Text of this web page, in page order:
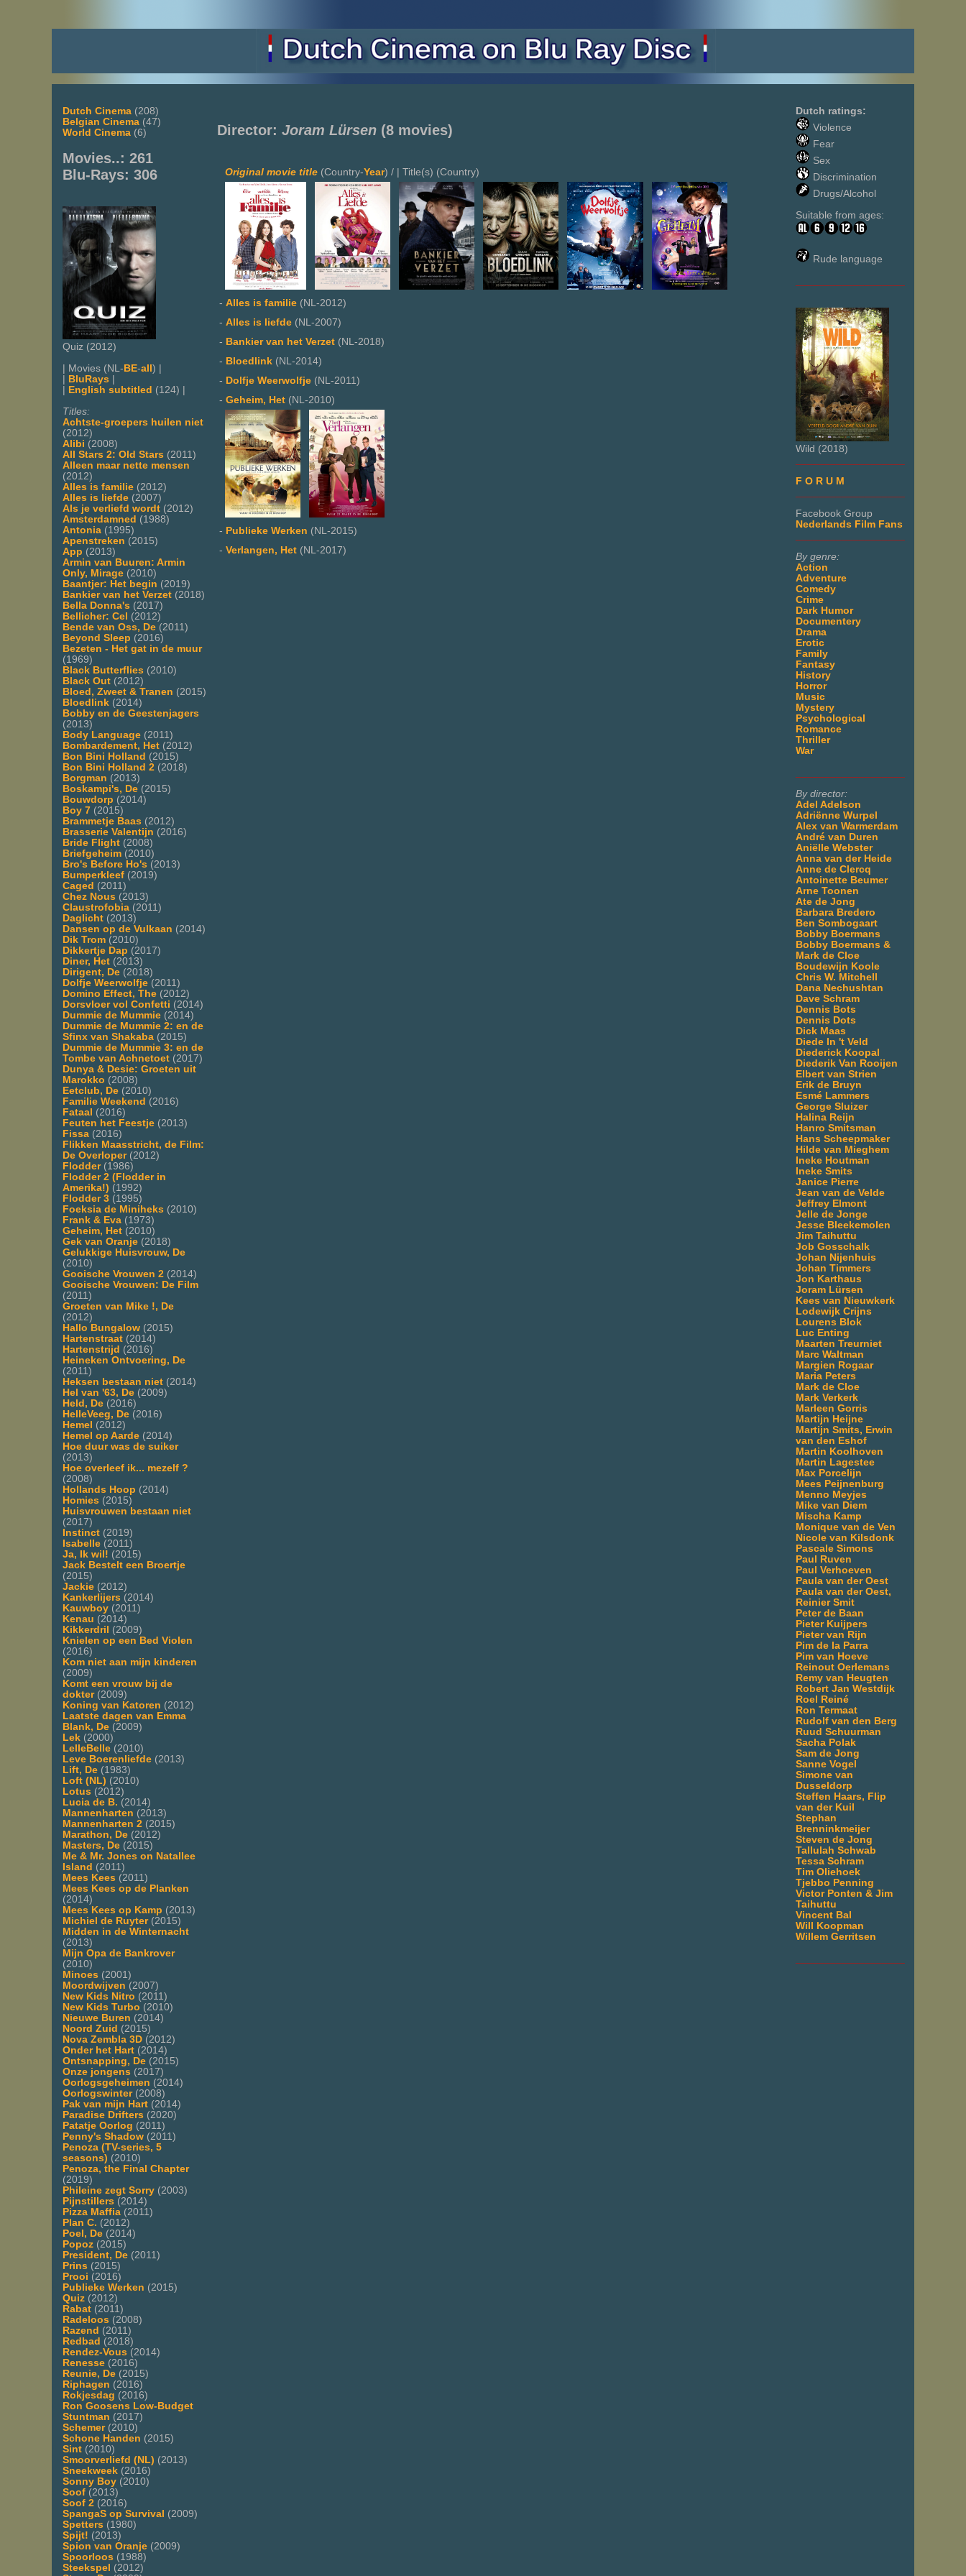
Dutch Cinema (208)
Belgian Cinema (47)
World Cinema (6)
Movies..: 261
Blu-Rays: 306
Quiz (2012)
| Movies (NL- BE-all ) |
BluRays
English subtitled (124) |
Titles:
Achtste-groepers huilen niet
(2012)
Alibi (2008)
All Stars 2: Old Stars (2011)
Alleen maar nette mensen
(2012)
Alles is familie (2012)
Alles is liefde (2007)
Als je verliefd wordt (2012)
Amsterdamned (1988)
Antonia (1995)
Apenstreken (2015)
App (2013)
Armin van Buuren: Armin
Only, Mirage (2010)
Baantjer: Het begin (2019)
Bankier van het Verzet (2018)
Bella Donna's (2017)
Bellicher: Cel (2012)
Bende van Oss, De (2011)
Beyond Sleep (2016)
Bezeten - Het gat in de muur
(1969)
Black Butterflies (2010)
Black Out (2012)
Bloed, Zweet & Tranen (2015)
Bloedlink (2014)
Bobby en de Geestenjagers
(2013)
Body Language (2011)
Bombardement, Het (2012)
Bon Bini Holland (2015)
Bon Bini Holland 2 (2018)
Borgman (2013)
Boskampi's, De (2015)
Bouwdorp (2014)
Boy 7 (2015)
Brammetje Baas (2012)
Brasserie Valentijn (2016)
Bride Flight (2008)
Briefgeheim (2010)
Bro's Before Ho's (2013)
Bumperkleef (2019)
Caged (2011)
Chez Nous (2013)
Claustrofobia (2011)
Daglicht (2013)
Dansen op de Vulkaan (2014)
Dik Trom (2010)
Dikkertje Dap (2017)
Diner, Het (2013)
Dirigent, De (2018)
Dolfje Weerwolfje (2011)
Domino Effect, The (2012)
Dorsvloer vol Confetti (2014)
Dummie de Mummie (2014)
Dummie de Mummie 2: en de
Sfinx van Shakaba (2015)
Dummie de Mummie 3: en de
Tombe van Achnetoet (2017)
Dunya & Desie: Groeten uit
Marokko (2008)
Eetclub, De (2010)
Familie Weekend (2016)
Fataal (2016)
Feuten het Feestje (2013)
Fissa (2016)
Flikken Maasstricht, de Film:
De Overloper(2012)
Flodder(1986)
Flodder 2 (Flodder in
Amerika!) (1992)
Flodder 3 (1995)
Foeksia de Miniheks (2010)
Frank & Eva (1973)
Geheim, Het (2010)
Gek van Oranje (2018)
Gelukkige Huisvrouw, De
(2010)
Gooische Vrouwen 2 (2014)
Gooische Vrouwen: De Film
(2011)
Groeten van Mike !, De
(2012)
Hallo Bungalow (2015)
Hartenstraat (2014)
Hartenstrijd (2016)
Heineken Ontvoering, De
(2011)
Heksen bestaan niet (2014)
Hel van '63, De (2009)
Held, De (2016)
HelleVeeg, De (2016)
Hemel (2012)
Hemel op Aarde (2014)
Hoe duur was de suiker
(2013)
Hoe overleef ik... mezelf ?
(2008)
Hollands Hoop (2014)
Homies (2015)
Huisvrouwen bestaan niet
(2017)
Instinct (2019)
Isabelle (2011)
Ja, Ik wil! (2015)
Jack Bestelt een Broertje
(2015)
Jackie (2012)
Kankerlijers (2014)
Kauwboy (2011)
Kenau (2014)
Kikkerdril
(2009)
Knielen op een Bed Violen
(2016)
Kom niet aan mijn kinderen
(2009)
Komt een vrouw bij de
dokter(2009)
Koning van Katoren (2012)
Laatste dagen van Emma
Blank, De (2009)
Lek (2000)
LelleBelle (2010)
Leve Boerenliefde (2013)
Lift, De (1983)
Loft (NL) (2010)
Lotus (2012)
Lucia de B. (2014)
Mannenharten (2013)
Mannenharten 2 (2015)
Marathon, De (2012)
Masters, De (2015)
Me & Mr. Jones on Natallee
Island (2011)
Mees Kees (2011)
Mees Kees op de Planken
(2014)
Mees Kees op Kamp (2013)
Michiel de Ruyter(2015)
Midden in de Winternacht
(2013)
Mijn Opa de Bankrover
(2010)
Minoes (2001)
Moordwijven (2007)
New Kids Nitro (2011)
New Kids Turbo (2010)
Nieuwe Buren (2014)
Noord Zuid (2015)
Nova Zembla 3D (2012)
Onder het Hart (2014)
Ontsnapping, De (2015)
Onze jongens (2017)
Oorlogsgeheimen (2014)
Oorlogswinter(2008)
Pak van mijn Hart (2014)
Paradise Drifters (2020)
Patatje Oorlog (2011)
Penny's Shadow (2011)
Penoza (TV-series, 5
seasons) (2010)
Penoza, the Final Chapter
(2019)
Phileine zegt Sorry (2003)
Pijnstillers (2014)
Pizza Maffia (2011)
Plan C. (2012)
Poel, De (2014)
Popoz (2015)
President, De (2011)
Prins (2015)
Prooi (2016)
Publieke Werken (2015)
Quiz (2012)
Rabat (2011)
Radeloos (2008)
Razend (2011)
Redbad (2018)
Rendez-Vous (2014)
Renesse (2016)
Reunie, De (2015)
Riphagen (2016)
Rokjesdag (2016)
Ron Goosens Low-Budget
Stuntman (2017)
Schemer(2010)
Schone Handen (2015)
Sint (2010)
Smoorverliefd (NL) (2013)
Sneekweek (2016)
Sonny Boy (2010)
Soof (2013)
Soof 2 (2016)
SpangaS op Survival (2009)
Spetters (1980)
Spijt! (2013)
Spion van Oranje (2009)
Spoorloos (1988)
Steekspel (2012)
Dutch ratings:
Violence
Fear
Sex
Discrimination
Drugs/Alcohol
Suitable from ages:
Rude language
Wild (2018)
F O R U M
Facebook Group
Nederlands Film Fans
By genre:
Action
Adventure
Comedy
Crime
Dark Humor
Documentery
Drama
Erotic
Family
Fantasy
History
Horror
Music
Mystery
Psychological
Romance
Thriller
War
By director:
Adel Adelson
Adriënne Wurpel
Alex van Warmerdam
André van Duren
Aniëlle Webster
Anna van der Heide
Anne de Clercq
Antoinette Beumer
Arne Toonen
Ate de Jong
Barbara Bredero
Ben Sombogaart
Bobby Boermans
Bobby Boermans &
Mark de Cloe
Boudewijn Koole
Chris W. Mitchell
Dana Nechushtan
Dave Schram
Dennis Bots
Dennis Dots
Dick Maas
Diede In 't Veld
Diederick Koopal
Diederik Van Rooijen
Elbert van Strien
Erik de Bruyn
Esmé Lammers
George Sluizer
Halina Reijn
Hanro Smitsman
Hans Scheepmaker
Hilde van Mieghem
Ineke Houtman
Ineke Smits
Janice Pierre
Jean van de Velde
Jeffrey Elmont
Jelle de Jonge
Jesse Bleekemolen
Jim Taihuttu
Job Gosschalk
Johan Nijenhuis
Johan Timmers
Jon Karthaus
Joram Lürsen
Kees van Nieuwkerk
Lodewijk Crijns
Lourens Blok
Luc Enting
Maarten Treurniet
Marc Waltman
Margien Rogaar
Maria Peters
Mark de Cloe
Mark Verkerk
Marleen Gorris
Martijn Heijne
Martijn Smits, Erwin
van den Eshof
Martin Koolhoven
Martin Lagestee
Max Porcelijn
Mees Peijnenburg
Menno Meyjes
Mike van Diem
Mischa Kamp
Monique van de Ven
Nicole van Kilsdonk
Pascale Simons
Paul Ruven
Paul Verhoeven
Paula van der Oest
Paula van der Oest,
Reinier Smit
Peter de Baan
Pieter Kuijpers
Pieter van Rijn
Pim de la Parra
Pim van Hoeve
Reinout Oerlemans
Remy van Heugten
Robert Jan Westdijk
Roel Reiné
Ron Termaat
Rudolf van den Berg
Ruud Schuurman
Sacha Polak
Sam de Jong
Sanne Vogel
Simone van
Dusseldorp
Steffen Haars, Flip
van der Kuil
Stephan
Brenninkmeijer
Steven de Jong
Tallulah Schwab
Tessa Schram
Tim Oliehoek
Tjebbo Penning
Victor Ponten & Jim
Taihuttu
Vincent Bal
Will Koopman
Willem Gerritsen
Director: Joram Lürsen (8 movies)
Original movie title (Country-Year) / | Title(s) (Country)
- Alles is familie (NL-2012)
- Alles is liefde (NL-2007)
- Bankier van het Verzet (NL-2018)
- Bloedlink (NL-2014)
- Dolfje Weerwolfje (NL-2011)
- Geheim, Het (NL-2010)
- Publieke Werken (NL-2015)
- Verlangen, Het (NL-2017)